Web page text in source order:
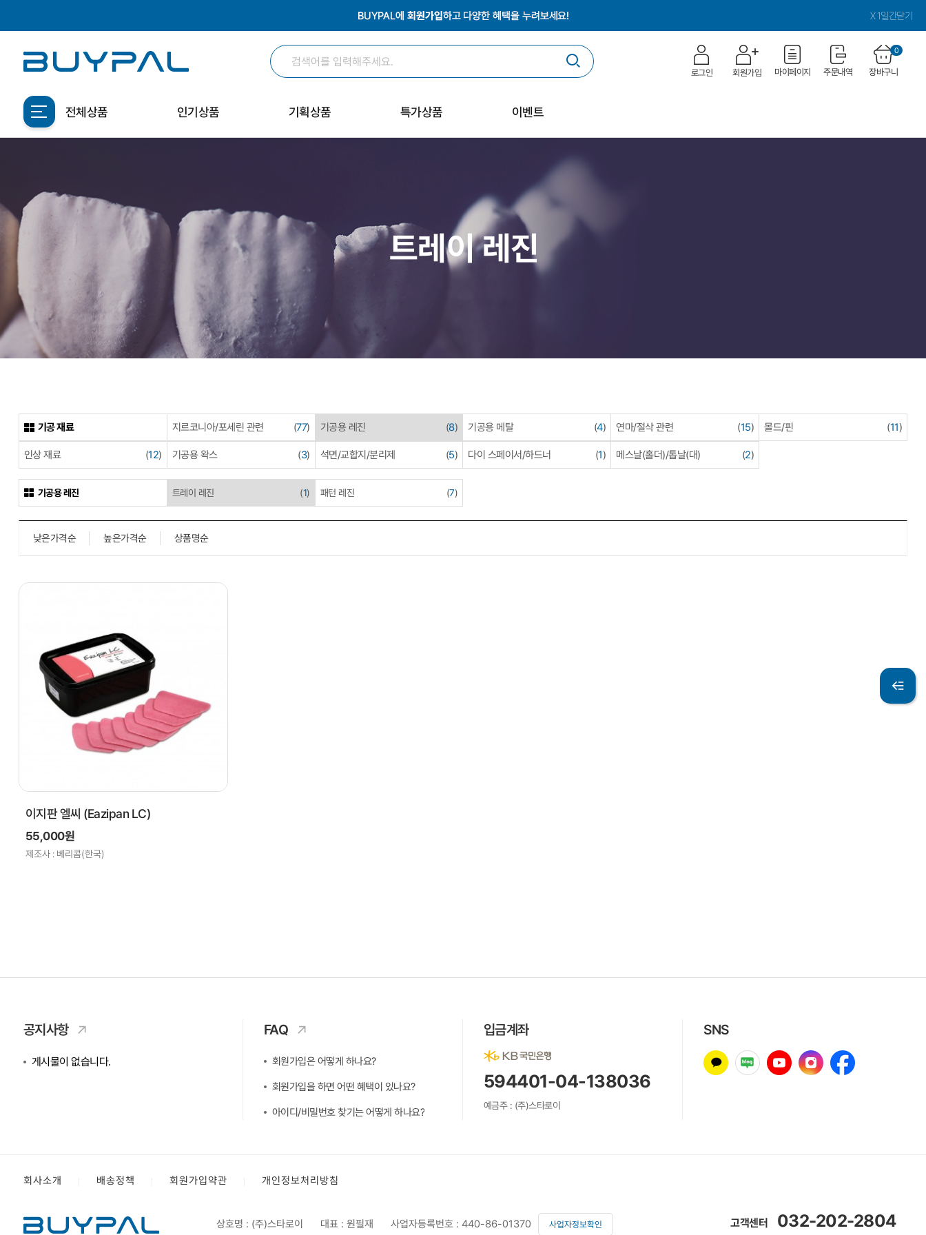
X 1일간닫기
로그인 회원가입 마이페이지 주문내역 장바구니
0
전체상품 인기상품 기획상품 특가상품 이벤트
트레이 레진
기공 재료 지르코니아/포세린 관련 (77) 기공용 레진 (8) 기공용 메탈 (4) 연마/절삭 관련 (15) 몰드/핀 (11)
인상 재료 (12) 기공용 왁스 (3) 석면/교합지/분리제 (5) 다이 스페이서/하드너 (1) 메스날(홀더)/톱날(대) (2)
기공용 레진 트레이 레진 (1) 패턴 레진 (7)
낮은가격순 높은가격순 상품명순
이지판 엘씨 (Eazipan LC)
55,000원
제조사 : 베리콤(한국)
공지사항
게시물이 없습니다.
FAQ
회원가입은 어떻게 하나요?
회원가입을 하면 어떤 혜택이 있나요?
아이디/비밀번호 찾기는 어떻게 하나요?
입금계좌
594401-04-138036
예금주 : (주)스타로이
SNS
회사소개 배송정책 회원가입약관 개인정보처리방침
상호명 : (주)스타로이 대표 : 원필재 사업자등록번호 : 440-86-01370 사업자정보확인 고객센터 032-202-2804